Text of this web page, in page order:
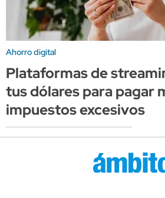
Ahorro digital
Plataformas de
tus dólares para pagar
impuestos excesivos